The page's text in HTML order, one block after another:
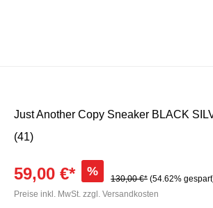
Just Another Copy Sneaker BLACK
(41)
59,00 €* %
130,00 €* (54.62%
Preise inkl. MwSt. zzgl. Versandkosten